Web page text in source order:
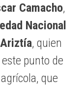
Camacho,
Nacional
, quien
punto de
que